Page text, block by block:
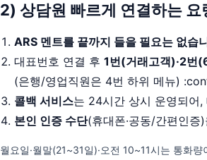
2) 상담원 빠르게 연결하는 요
ARS 멘트를 끝까지 들을 필요는 없습
대표번호 연결 후 1번(거래고객)·2번
(은행/영업직원은 4번 하위 메뉴)
콜백 서비스는 24시간 상시 운영되
본인 인증 수단(휴대폰·공동/간편인
월요일·월말(21~31일)·오전 10~11시는 통화